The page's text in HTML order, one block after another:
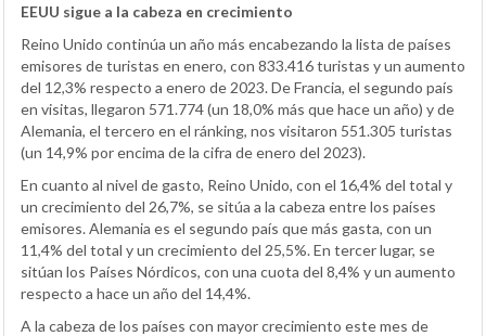
EEUU sigue a la cabeza en crecimiento
Reino Unido continúa un año más encabezando la lista de países
emisores de turistas en enero, con 833.416 turistas y un aumento
del 12,3% respecto a enero de 2023. De Francia, el segundo país
en visitas, llegaron 571.774 (un 18,0% más que hace un año) y de
Alemania, el tercero en el ránking, nos visitaron 551.305 turistas
(un 14,9% por encima de la cifra de enero del 2023).
En cuanto al nivel de gasto, Reino Unido, con el 16,4% del total y
un crecimiento del 26,7%, se sitúa a la cabeza entre los países
emisores. Alemania es el segundo país que más gasta, con un
11,4% del total y un crecimiento del 25,5%. En tercer lugar, se
sitúan los Países Nórdicos, con una cuota del 8,4% y un aumento
respecto a hace un año del 14,4%.
A la cabeza de los países con mayor crecimiento este mes de